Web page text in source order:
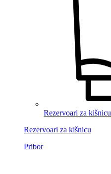
Rezervoari za kišnicu
Rezervoari za kišnicu
Pribor